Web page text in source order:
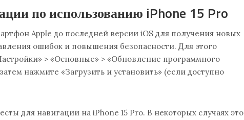
по использованию iPhone 15 Pro
Apple до последней версии iOS для получения новых
ошибок и повышения безопасности. Для этого
> «Основные» > «Обновление программного
нажмите «Загрузить и установить» (если доступно
для навигации на iPhone 15 Pro. В некоторых случаях это